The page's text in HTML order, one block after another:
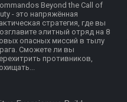
Beyond the Call of
- это напряжённая
стратегия, где вы
элитный отряд на 8
опасных миссий в тылу
Сможете ли вы
противников,